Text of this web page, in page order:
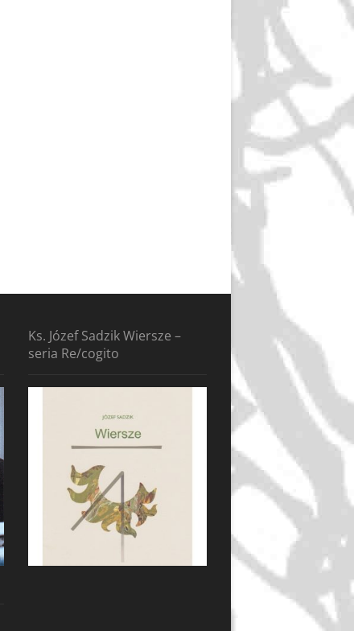
Ks. Józef Sadzik Wiersze –
seria Re/cogito